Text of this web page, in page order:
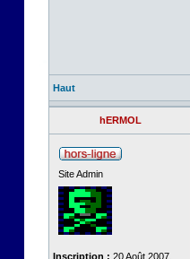
Haut
hERMOL
Site Admin
Inscription : 20 Août 2007,